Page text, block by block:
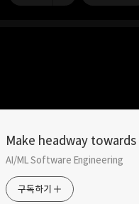
Make headway
AI/ML Software Engineering
구독하기
의존성 에러 해결
LTS이 고